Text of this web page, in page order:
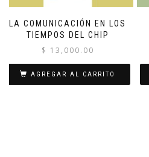
LA COMUNICACIÓN EN LOS
TIEMPOS DEL CHIP
$ 13,000.00
AGREGAR AL CARRITO